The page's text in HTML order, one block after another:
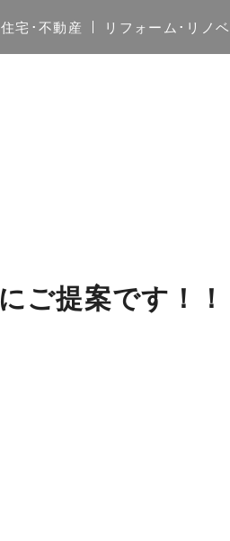
宅･不動産 リフォーム･リノベ
ご提案です！！